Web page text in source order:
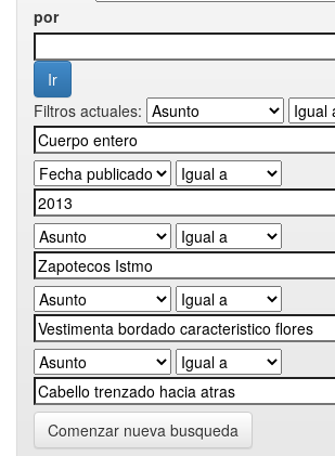
por
Filtros actuales:
Comenzar nueva busqueda